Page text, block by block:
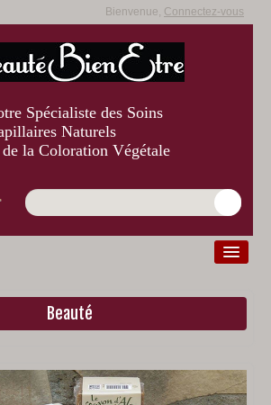
Bienvenue, Connectez-vous
Spécialiste des Soins
Naturels
la Coloration Végétale
Beauté